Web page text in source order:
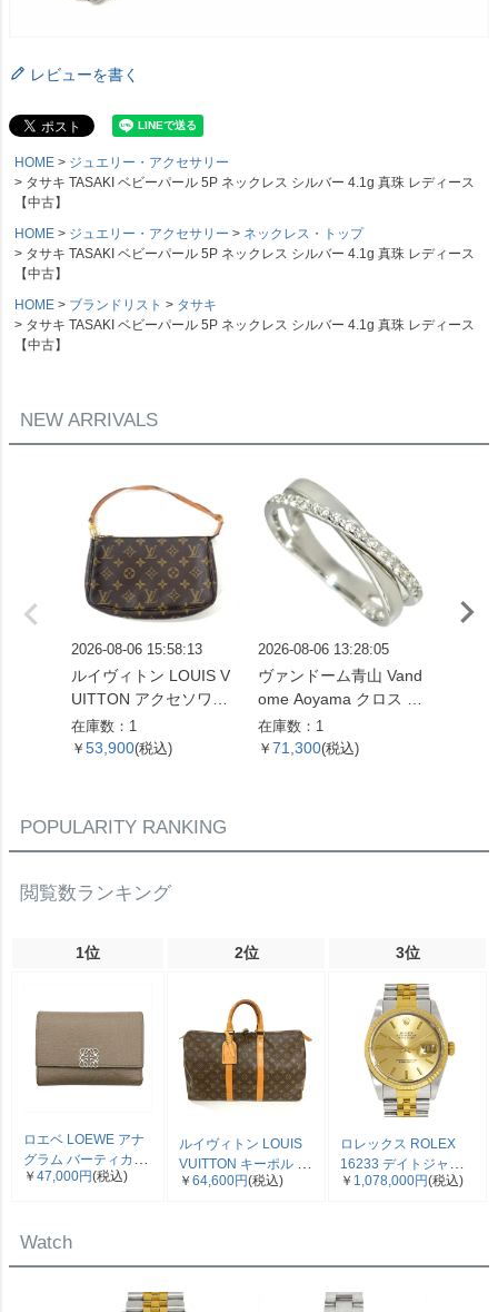
レビューを書く
HOME
ジュエリー・アクセサリー
タサキ TASAKI ベビーパール 5P ネックレス シルバー 4.1g 真珠 レディース
【中古】
HOME
ジュエリー・アクセサリー
ネックレス・トップ
タサキ TASAKI ベビーパール 5P ネックレス シルバー 4.1g 真珠 レディース
【中古】
HOME
ブランドリスト
タサキ
タサキ TASAKI ベビーパール 5P ネックレス シルバー 4.1g 真珠 レディース
【中古】
NEW ARRIVALS
2026-08-06 15:58:13
ルイヴィトン LOUIS V
UITTON アクセソワー
ル ポシェット モノグラ
ム キャンバス M51980
在庫数：1
￥ 53,900(税込)
2026-08-06 13:28:05
ヴァンドーム青山 Vand
ome Aoyama クロス モ
チーフ リング 指輪 ダイ
ヤモンド 0.16ct 約13号
在庫数：1
￥ 71,300(税込)
POPULARITY RANKING
閲覧数ランキング
1位 2位 3位
ロエベ LOEWE アナ
グラム バーティカル
三つ折り財布 ベージ
￥ 47,000円(税込)
ルイヴィトン LOUIS
VUITTON キーポル 45
ボストンバッグ モノ
￥ 64,600円(税込)
ロレックス ROLEX
16233 デイトジャス
ト E番 腕時計 シャン
￥ 1,078,000円(税込)
Watch